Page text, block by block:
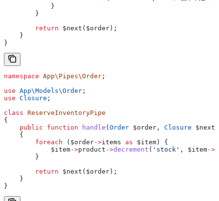
            }
        }
        return
$next ( $order );
    }
}
namespace App\Pipes\Order ;
use App\Models\Order ;
use Closure ;
class ReserveInventoryPipe
{
    public
function handle ( Order $order , Closure $next
    {
        foreach
( $order->items as $item ) {
            $item
->product ->decrement ( 'stock' , $item->
        }
        return
$next ( $order );
    }
}